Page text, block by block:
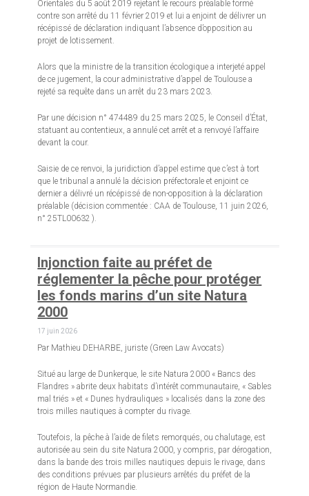
Orientales du 5 août 2019 rejetant le recours préalable formé
contre son arrêté du 11 février 2019 et lui a enjoint de délivrer un
récépissé de déclaration indiquant l’absence d’opposition au
projet de lotissement.
Alors que la ministre de la transition écologique a interjeté appel
de ce jugement, la cour administrative d’appel de Toulouse a
rejeté sa requête dans un arrêt du 23 mars 2023.
Par une décision n° 474489 du 25 mars 2025, le Conseil d’État,
statuant au contentieux, a annulé cet arrêt et a renvoyé l’affaire
devant la cour.
Saisie de ce renvoi, la juridiction d’appel estime que c’est à tort
que le tribunal a annulé la décision préfectorale et enjoint ce
dernier a délivré un récépissé de non-opposition à la déclaration
préalable (décision commentée : CAA de Toulouse, 11 juin 2026,
n° 25TL00632 ).
Injonction faite au préfet de
réglementer la pêche pour protéger
les fonds marins d’un site Natura
2000
17 juin 2026
Par Mathieu DEHARBE, juriste (Green Law Avocats)
Situé au large de Dunkerque, le site Natura 2000 « Bancs des
Flandres » abrite deux habitats d’intérêt communautaire, « Sables
mal triés » et « Dunes hydrauliques » localisés dans la zone des
trois milles nautiques à compter du rivage.
Toutefois, la pêche à l’aide de filets remorqués, ou chalutage, est
autorisée au sein du site Natura 2000, y compris, par dérogation,
dans la bande des trois milles nautiques depuis le rivage, dans
des conditions prévues par plusieurs arrêtés du préfet de la
région de Haute Normandie.